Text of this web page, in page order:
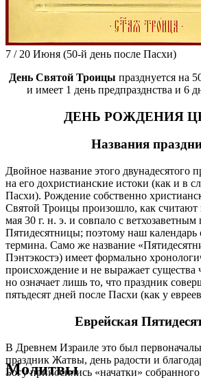
7 / 20 Июня (50-й день после Пасхи)
День Святой Троицы празднуется на
и имеет 1 день предпразднства и 6
ДЕНЬ РОЖДЕНИЯ
Названия
Двойное название этого двунадесятого
на его дохристианские истоки (как и в
Пасхи). Рождение собственно
Святой Троицы произошло, как считают
мая 30 г. н. э. и совпало с ветхозаветным
Пятидесятницы; поэтому наш календарь
термина. Само же название
Пэнтэкостэ) имеет формально
происхождение и не выражает существа
но означает лишь то, что праздник
пятьдесят дней после Пасхи (как у
Еврейская
В Древнем Израиле это был
праздник Жатвы, день радости и
Богу приносились «начатки»
Молитвы